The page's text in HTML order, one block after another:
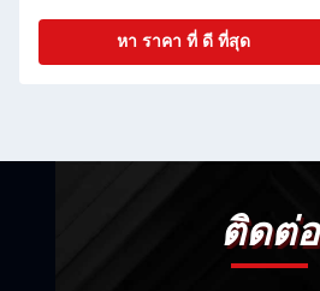
หา ราคา ที่ ดี ที่สุด
ติดต่อ